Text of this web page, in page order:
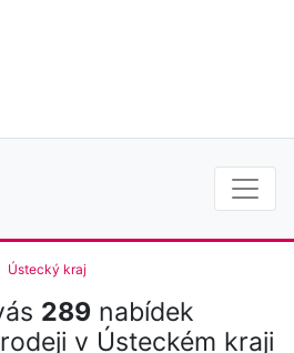
Ústecký kraj
289 nabídek
v Ústeckém kraji